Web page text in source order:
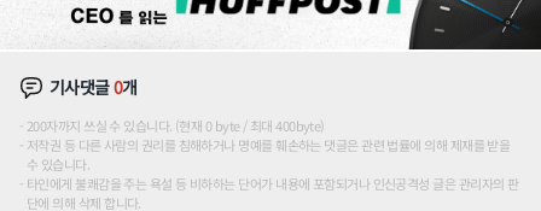
기사댓글0개
200자까지 쓰실 수 있습니다. (현재 0 byte / 최대 400byte)
저작권 등 다른 사람의 권리를 침해하거나 명예를 훼손하는 댓글은 관련 법률에 의해 제재를 받을
수 있습니다.
타인에게 불쾌감을 주는 욕설 등 비하하는 단어가 내용에 포함되거나 인신공격성 글은 관리자의 판
단에 의해 삭제 합니다.